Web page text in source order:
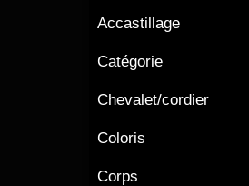
Accastillage
Catégorie
Chevalet/cordier
Coloris
Corps